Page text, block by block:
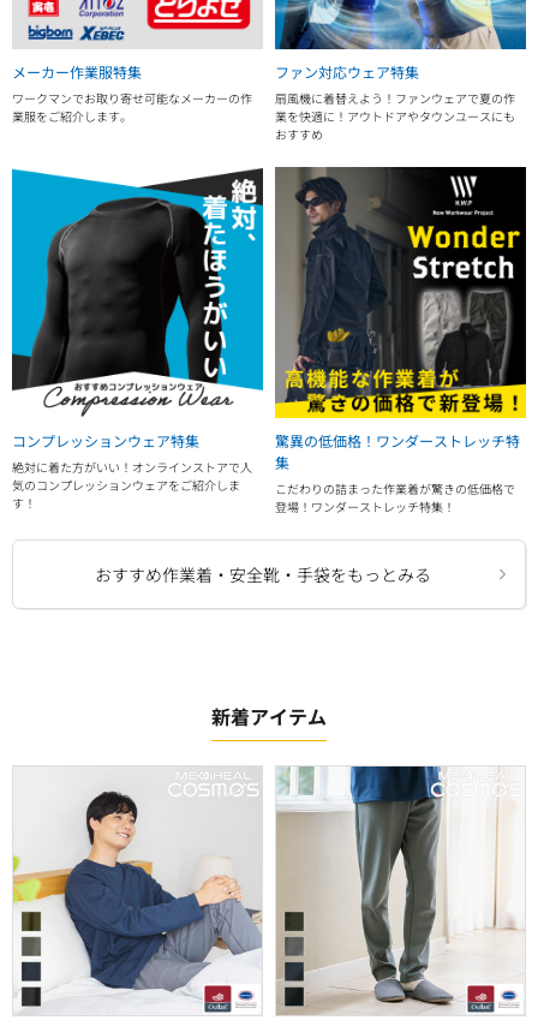
メーカー作業服特集
ワークマンでお取り寄せ可能なメーカーの作
業服をご紹介します。
ファン対応ウェア特集
扇風機に着替えよう！ファンウェアで夏の作
業を快適に！アウトドアやタウンユースにも
おすすめ
コンプレッションウェア特集
絶対に着た方がいい！オンラインストアで人
気のコンプレッションウェアをご紹介しま
す！
驚異の低価格！ワンダーストレッチ特
集
こだわりの詰まった作業着が驚きの低価格で
登場！ワンダーストレッチ特集！
おすすめ作業着・安全靴・手袋をもっとみる
新着アイテム